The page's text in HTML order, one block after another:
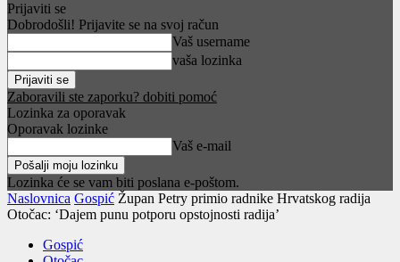
Prijaviti se
Dobrodošli! Prijavite se na svoj račun
Vaš username
vaša lozinka
Zaboravili ste zaporku? dobiti pomoć
Lozinka za oporavak
Oporavak lozinke
Vaš e-mail
Lozinka će se vam biti poslana e-poštom.
Naslovnica Gospić Župan Petry primio radnike Hrvatskog radija
Otočac: ‘Dajem punu potporu opstojnosti radija’
Gospić